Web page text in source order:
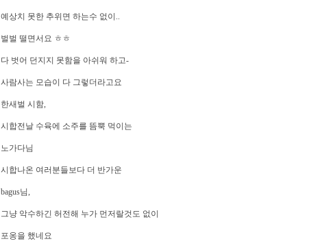
예상치 못한 추위면 하는수 없이..
벌벌 떨면서요 ㅎㅎ
다 벗어 던지지 못함을 아쉬워 하고-
사람사는 모습이 다 그렇더라고요
한새벌 시함,
시합전날 수육에 소주를 뜸뿍 먹이는
노가다님
시합나온 여러분들보다 더 반가운
bagus님,
그냥 악수하긴 허전해 누가 먼저랄것도 없이
포옹을 했네요